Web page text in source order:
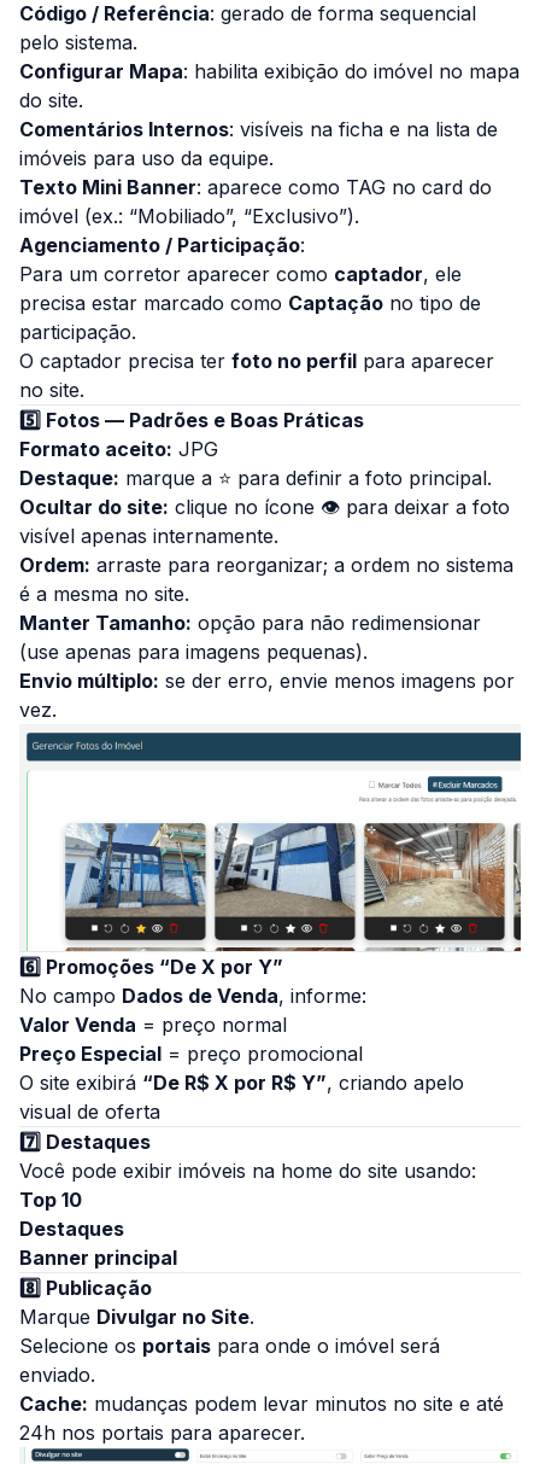
Código / Referência: gerado de forma sequencial
pelo sistema.
Configurar Mapa: habilita exibição do imóvel no mapa
do site.
Comentários Internos: visíveis na ficha e na lista de
imóveis para uso da equipe.
Texto Mini Banner: aparece como TAG no card do
imóvel (ex.: “Mobiliado”, “Exclusivo”).
Agenciamento / Participação:
Para um corretor aparecer como captador, ele
precisa estar marcado como Captação no tipo de
participação.
O captador precisa ter foto no perfil para aparecer
no site.
5️⃣ Fotos — Padrões e Boas Práticas
Formato aceito: JPG
Destaque: marque a ⭐ para definir a foto principal.
Ocultar do site: clique no ícone 👁 para deixar a foto
visível apenas internamente.
Ordem: arraste para reorganizar; a ordem no sistema
é a mesma no site.
Manter Tamanho: opção para não redimensionar
(use apenas para imagens pequenas).
Envio múltiplo: se der erro, envie menos imagens por
vez.
6️⃣ Promoções “De X por Y”
No campo Dados de Venda, informe:
Valor Venda = preço normal
Preço Especial = preço promocional
O site exibirá “De R$ X por R$ Y”, criando apelo
visual de oferta
7️⃣ Destaques
Você pode exibir imóveis na home do site usando:
Top 10
Destaques
Banner principal
8️⃣ Publicação
Marque Divulgar no Site.
Selecione os portais para onde o imóvel será
enviado.
Cache: mudanças podem levar minutos no site e até
24h nos portais para aparecer.